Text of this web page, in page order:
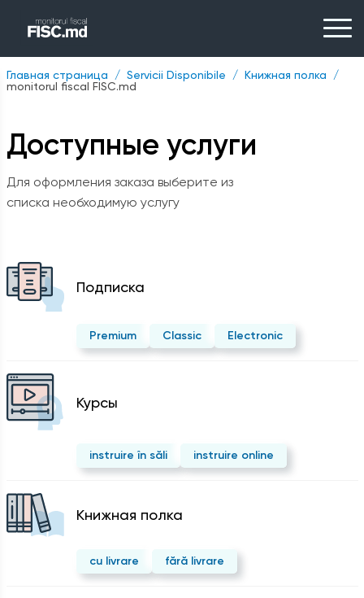
Главная страница Servicii Disponibile
Kнижная полка
monitorul fiscal FISC.md
Доступные услуги
Для оформления заказа выберите из
списка необходимую услугу
Подписка
Premium Classic Electronic
Курсы
instruire în săli instruire online
Kнижная полка
cu livrare fără livrare